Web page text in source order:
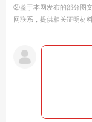
②鉴于本网发布的部分图
网联系，提供相关证明材